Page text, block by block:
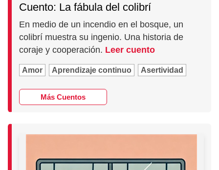
Cuento: La fábula del colibrí
En medio de un incendio en el bosque, un
colibrí muestra su ingenio. Una historia de
coraje y cooperación. Leer cuento
Amor Aprendizaje continuo Asertividad
Más Cuentos